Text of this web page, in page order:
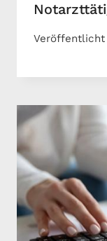
Veröffentlicht